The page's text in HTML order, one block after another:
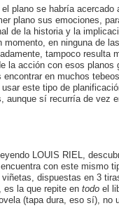
plano se habría acercado
plano sus emociones,
de la historia y la
en ninguna de
tampoco resulta
la acción con esos planos
en muchos
este tipo de
aunque sí recurría de vez
LOUIS RIEL,
con este mismo
dispuestas en 3
es la que repite en todo el
(tapa dura, eso sí), no